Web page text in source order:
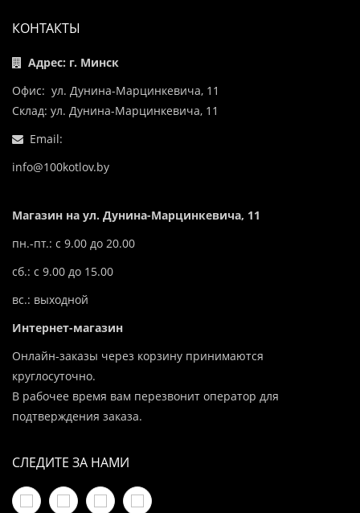
КОНТАКТЫ
Адрес: г. Минск
Офис: ул. Дунина-Марцинкевича, 11
Склад: ул. Дунина-Марцинкевича, 11
Email:
info@100kotlov.by
Магазин на ул. Дунина-Марцинкевича, 11
пн.-пт.: с 9.00 до 20.00
сб.: с 9.00 до 15.00
вс.: выходной
Интернет-магазин
Онлайн-заказы через корзину принимаются
круглосуточно.
В рабочее время вам перезвонит оператор для
подтверждения заказа.
СЛЕДИТЕ ЗА НАМИ